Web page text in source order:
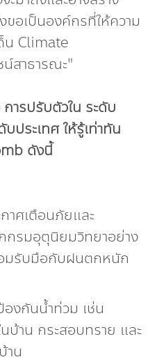
ขอเป็นองค์กรที่ให้ความ
น Climate
สาธารณะ"
ารปรับตัวใน ระดับ
ประเทศ ให้รู้เท่าทัน
ดังนี้
าศเตือนภัยและ
รมอุตุนิยมวิทยาอย่าง
มรับมือกับฝนตกหนัก
งกันน้ำท่วม เช่น
บ้าน กระสอบทราย และ
าน